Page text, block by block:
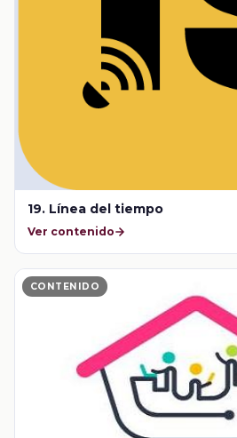
19. Línea del tiempo
Ver contenido
CONTENIDO